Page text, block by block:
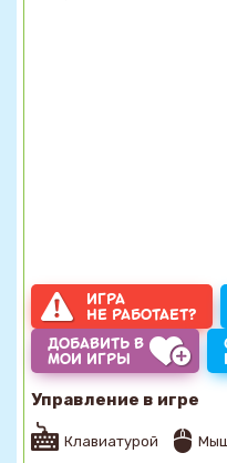
ИГРА
НЕ РАБОТАЕТ?
ДОБАВИТЬ В
МОИ ИГРЫ
Управление в игре
Клавиатурой